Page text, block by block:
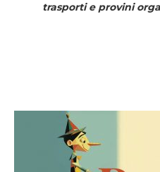
trasporti e provini